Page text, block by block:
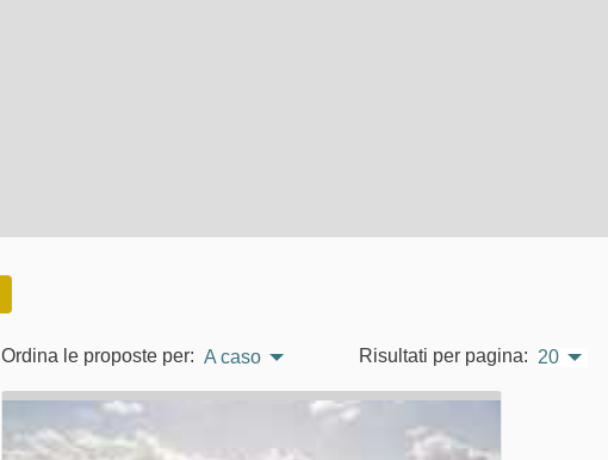
Ordina le proposte per: A caso Risultati per pagina: 20